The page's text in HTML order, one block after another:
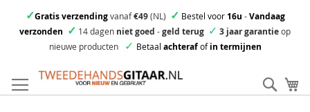
✓Gratis verzendingvanaf€49(NL) ✓ Bestel voor16u -Vandaag
verzonden ✓ 14 dagen niet goed -geld terug ✓ 3 jaar garantieop
nieuwe producten
✓ Betaal achterafofin termijnen
direct
door